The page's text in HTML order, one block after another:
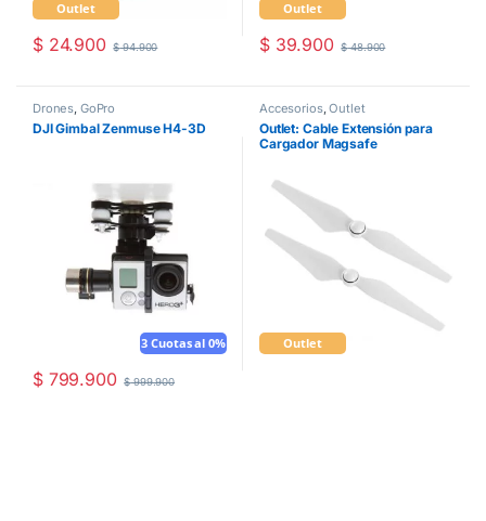
Outlet
$24.900 $94.900
Outlet
$39.900 $48.900
Drones, GoPro
DJI Gimbal Zenmuse H4-3D
3 Cuotas al 0%
$799.900 $999.900
Accesorios,Outlet
Outlet: Cable Extensión para
Cargador Magsafe
Outlet